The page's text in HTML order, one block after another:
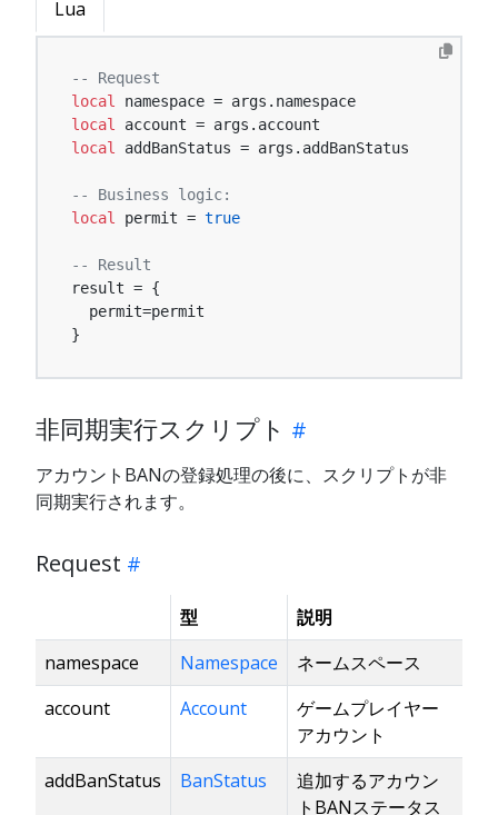
Lua
-- Request
local
local
local addBanStatus = args.addBanStatus
-- Business logic:
local permit = true
-- Result
result = {
  permit=permit
}
非同期実行スクリプト
アカウントBANの登録処理の後に、スクリプトが非
同期実行されます。
Request
型
説明
namespace
Namespace
ネームスペース
account
Account
ゲームプレイヤー
アカウント
addBanStatus
BanStatus
追加するアカウン
トBANステータス